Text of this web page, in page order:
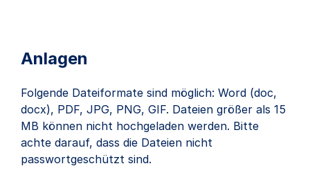
Anlagen
Folgende Dateiformate sind möglich: Word (doc,
docx), PDF, JPG, PNG, GIF. Dateien größer als 15
MB können nicht hochgeladen werden. Bitte
achte darauf, dass die Dateien nicht
passwortgeschützt sind.